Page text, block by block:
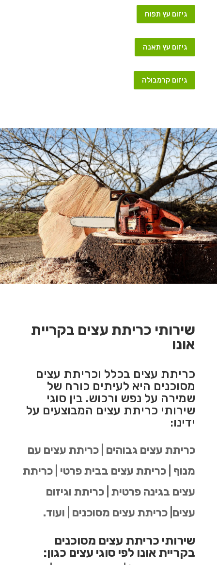
גיזום עץ תפוח
גיזום עץ תאנה
גיזום קרמבולה
שירותי כריתת עצים בקריית
אונו
כריתת עצים בכלל וכריתת עצים
מסוכנים היא לעיתים כורח של
שמירה על נפש ורכוש. בין סוגי
שירותי כריתת עצים המבוצעים על
ידינו:
כריתת עצים גבוהים | כריתת עצים עם
מנוף | כריתת עצים בבית פרטי | כריתת
עצים בגינה פרטית | כריתת וגיזום
עצים| כריתת עצים מסוכנים | ועוד.
שירותי כריתת עצים מסוכנים
בקריית אונו לפי סוגי עצים כגון: